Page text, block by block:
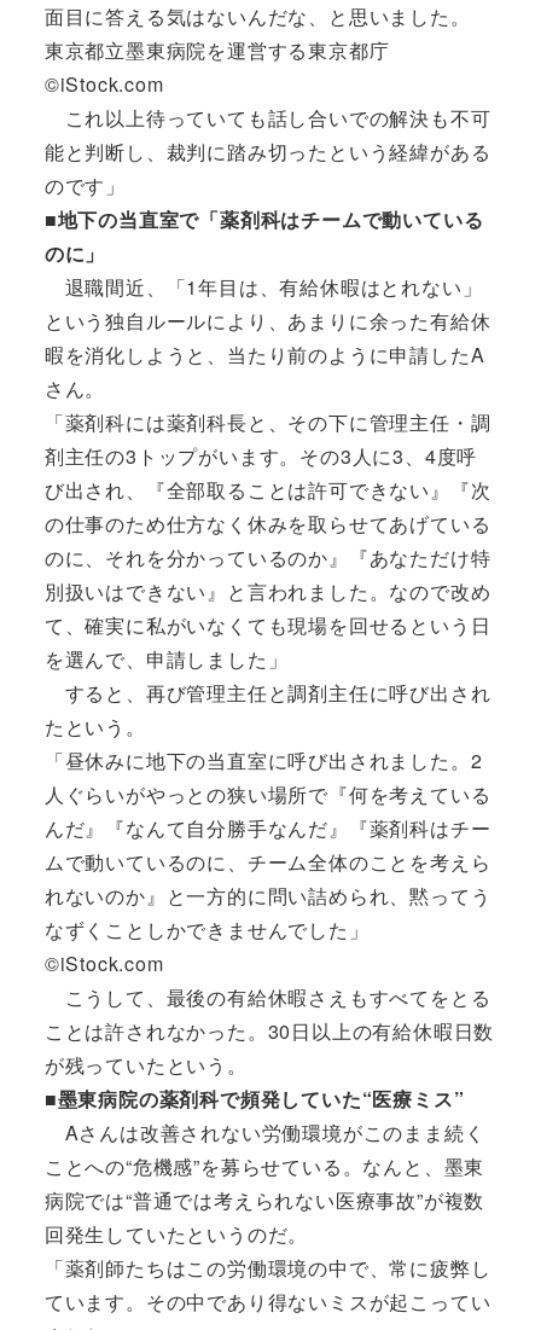
面目に答える気はないんだな、と思いました。
東京都立墨東病院を運営する東京都庁
©iStock.com
これ以上待っていても話し合いでの解決も不可
能と判断し、裁判に踏み切ったという経緯がある
のです」
■地下の当直室で「薬剤科はチームで動いている
のに」
退職間近、「1年目は、有給休暇はとれない」
という独自ルールにより、あまりに余った有給休
暇を消化しようと、当たり前のように申請したA
さん。
「薬剤科には薬剤科長と、その下に管理主任・調
剤主任の3トップがいます。その3人に3、4度呼
び出され、『全部取ることは許可できない』『次
の仕事のため仕方なく休みを取らせてあげている
のに、それを分かっているのか』『あなただけ特
別扱いはできない』と言われました。なので改め
て、確実に私がいなくても現場を回せるという日
を選んで、申請しました」
すると、再び管理主任と調剤主任に呼び出され
たという。
「昼休みに地下の当直室に呼び出されました。2
人ぐらいがやっとの狭い場所で『何を考えている
んだ』『なんて自分勝手なんだ』『薬剤科はチー
ムで動いているのに、チーム全体のことを考えら
れないのか』と一方的に問い詰められ、黙ってう
なずくことしかできませんでした」
©iStock.com
こうして、最後の有給休暇さえもすべてをとる
ことは許されなかった。30日以上の有給休暇日数
が残っていたという。
■墨東病院の薬剤科で頻発していた“医療ミス”
Aさんは改善されない労働環境がこのまま続く
ことへの“危機感”を募らせている。なんと、墨東
病院では“普通では考えられない医療事故”が複数
回発生していたというのだ。
「薬剤師たちはこの労働環境の中で、常に疲弊し
ています。その中であり得ないミスが起こってい